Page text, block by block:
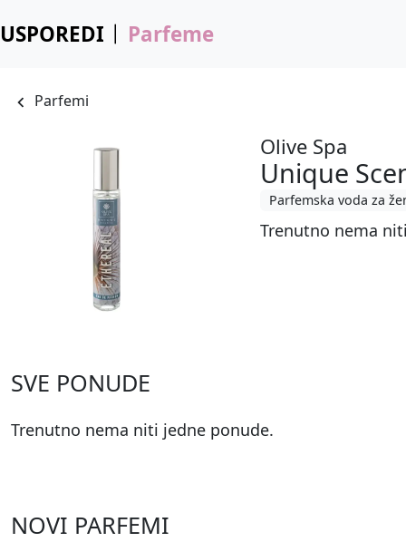
USPOREDI Parfeme
Parfemi
Olive Spa
Unique
Parfemska voda za
Trenutno nema
SVE PONUDE
Trenutno nema niti jedne ponude.
NOVI PARFEMI